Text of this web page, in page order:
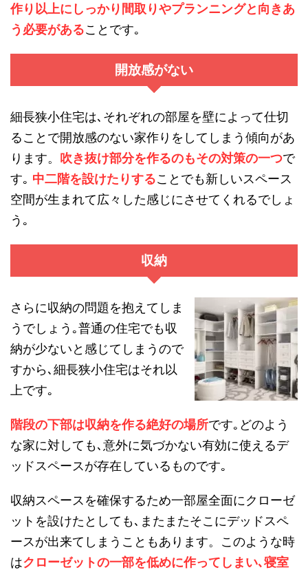
作り以上にしっかり間取りやプランニングと向きあ
う必要があることです｡
開放感がない
細長狭小住宅は､それぞれの部屋を壁によって仕切
ることで開放感のない家作りをしてしまう傾向があ
ります。 吹き抜け部分を作るのもその対策の一つで
す｡ 中二階を設けたりすることでも新しいスペース
空間が生まれて広々した感じにさせてくれるでしょ
う｡
収納
さらに収納の問題を抱えてしま
うでしょう｡普通の住宅でも収
納が少ないと感じてしまうので
すから､細長狭小住宅はそれ以
上です｡
階段の下部は収納を作る絶好の場所です｡どのよう
な家に対しても､意外に気づかない有効に使えるデ
ッドスペースが存在しているものです｡
収納スペースを確保するため一部屋全面にクローゼ
ットを設けたとしても､またまたそこにデッドスペ
ースが出来てしまうこともあります。このような時
はクローゼットの一部を低めに作ってしまい､寝室